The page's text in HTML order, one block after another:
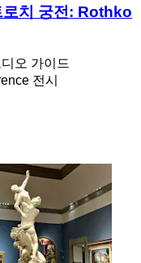
로치 궁전: Rothko
오 가이드
전시